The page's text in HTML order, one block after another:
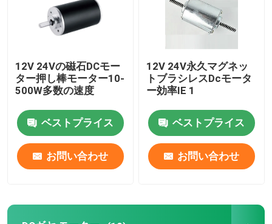
プロダクト
ビデオ
私達について
工場旅行
12V 24Vの磁石DCモー
ター押し棒モーター10-
500W多数の速度
ベストプライス
お問い合わせ
12V 24V永久マグネッ
トブラシレスDcモータ
ー効率IE 1
ベストプライス
お問い合わせ